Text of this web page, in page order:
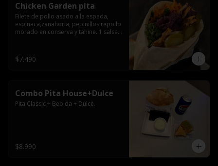
Chicken Garden pita
Filete de pollo asado a la espada,
espinaca,zanahoria, pepinillos,repollo
morado en conserva y tahine. 1 salsa
$7.490
Combo Pita House+Dulce
Pita Classic + Bebida + Dulce.
$8.990